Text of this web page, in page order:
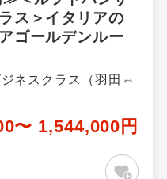
ス＞イタリアの
ゴールデンルー
ネスクラス（羽田⇔
〜 1,544,000円
き）
上記期間以外
港 0円
5,000円